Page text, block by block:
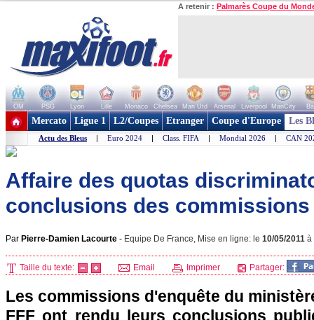
A retenir : Palmarès Coupe du
OM PSG Lyon Lille Monaco Chelsea Man Utd Arsenal Liverpool ManCity
+ de clubs
Mercato Ligue 1 L2/Coupes Etranger Coupe d'Europe Les
Actu des Bleus | Euro 2024 | Class. FIFA | Mondial 2026 | CAN
Affaire des quotas
conclusions des commissions
Par Pierre-Damien Lacourte - Equipe De France, Mise en ligne: le 10/05/2011 à
Taille du texte: Email Imprimer Partager:
Les commissions d'enquête du
FFF ont rendu leurs conclusions